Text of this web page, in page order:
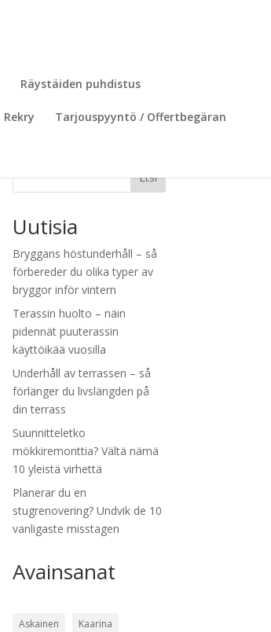
Räystäiden puhdistus
Rekry Tarjouspyyntö / Offertbegäran
Etsi
Uutisia
Bryggans höstunderhåll – så
förbereder du olika typer av
bryggor inför vintern
Terassin huolto – näin
pidennät puuterassin
käyttöikää vuosilla
Underhåll av terrassen – så
förlänger du livslängden på
din terrass
Suunnitteletko
mökkiremonttia? Vältä nämä
10 yleistä virhettä
Planerar du en
stugrenovering? Undvik de 10
vanligaste misstagen
Avainsanat
Askainen
Kaarina